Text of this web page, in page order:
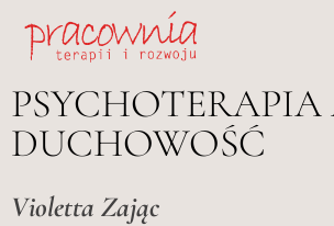
PSYCHOTERAPIA
DUCHOWOŚĆ
Violetta Zając